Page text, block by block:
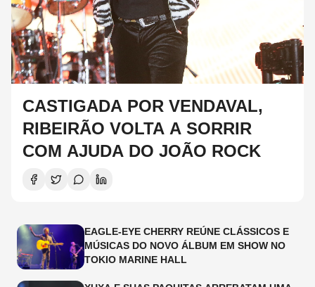
CASTIGADA POR VENDAVAL,
RIBEIRÃO VOLTA A SORRIR
COM AJUDA DO JOÃO ROCK
EAGLE-EYE CHERRY REÚNE CLÁSSICOS E
MÚSICAS DO NOVO ÁLBUM EM SHOW NO
TOKIO MARINE HALL